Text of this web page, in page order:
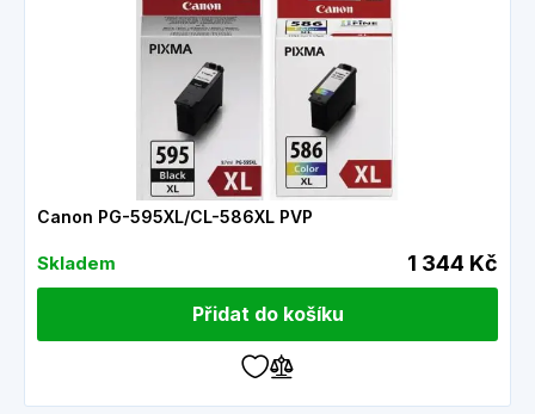
Canon PG-595XL/CL-586XL PVP
Skladem 1 344 Kč
Přidat do košíku